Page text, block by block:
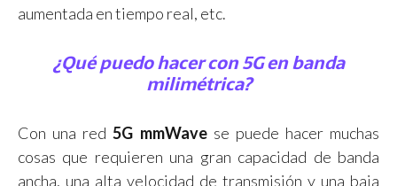
aumentada en tiempo real, etc.
¿Qué puedo hacer con 5G en banda
milimétrica?
Con una red5G mmWavese puede hacer muchas
cosas que requieren una gran capacidad de banda
ancha, una alta velocidad de transmisión y una baja